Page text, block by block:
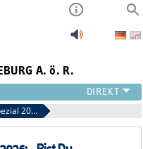
A. ö. R.
Medizinischer Sonntag Spezial 2026: „Bist Du verrückt…?“ - Über psychiatrische Gesundheit und Krankheit und die Öffentlichkeit